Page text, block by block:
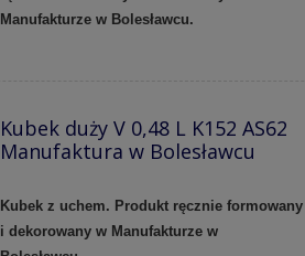
Manufakturze w Bolesławcu.
Kubek duży V 0,48 L K152 AS62
Manufaktura w Bolesławcu
Kubek z uchem. Produkt ręcznie formowany
i dekorowany w Manufakturze w